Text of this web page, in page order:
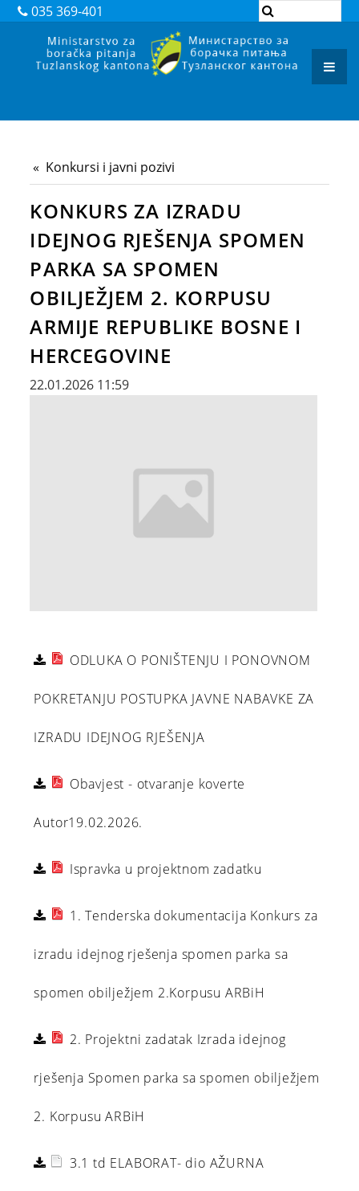
035 369-401
Konkursi i javni pozivi
KONKURS ZA IZRADU
IDEJNOG RJEŠENJA SPOMEN
PARKA SA SPOMEN
OBILJEŽJEM 2. KORPUSU
ARMIJE REPUBLIKE BOSNE I
HERCEGOVINE
22.01.2026 11:59
ODLUKA O PONIŠTENJU I PONOVNOM
POKRETANJU POSTUPKA JAVNE NABAVKE ZA
IZRADU IDEJNOG RJEŠENJA
Obavjest - otvaranje koverte
Autor19.02.2026.
Ispravka u projektnom zadatku
1. Tenderska dokumentacija Konkurs za
izradu idejnog rješenja spomen parka sa
spomen obilježjem 2.Korpusu ARBiH
2. Projektni zadatak Izrada idejnog
rješenja Spomen parka sa spomen obilježjem
2. Korpusu ARBiH
3.1 td ELABORAT- dio AŽURNA
ZAKONI
PODZAKONSKI AKTI
JAVNI POZIVI I OBAVJEŠTENJA
JAVNE NABAVKE
KONTAKT